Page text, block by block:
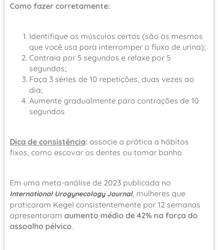
Como fazer corretamente:
Identifique os músculos certos (são os mesmos
que você usa para interromper o fluxo de urina);
Contraia por 5 segundos e relaxe por 5
segundos;
Faça 3 séries de 10 repetições, duas vezes ao
dia;
Aumente gradualmente para contrações de 10
segundos
Dica de consistência: associe a prática a hábitos
fixos, como escovar os dentes ou tomar banho.
Em uma meta-análise de 2023 publicada no
International Urogynecology Journal, mulheres que
praticaram Kegel consistentemente por 12 semanas
apresentaram aumento médio de 42% na força do
assoalho pélvico.